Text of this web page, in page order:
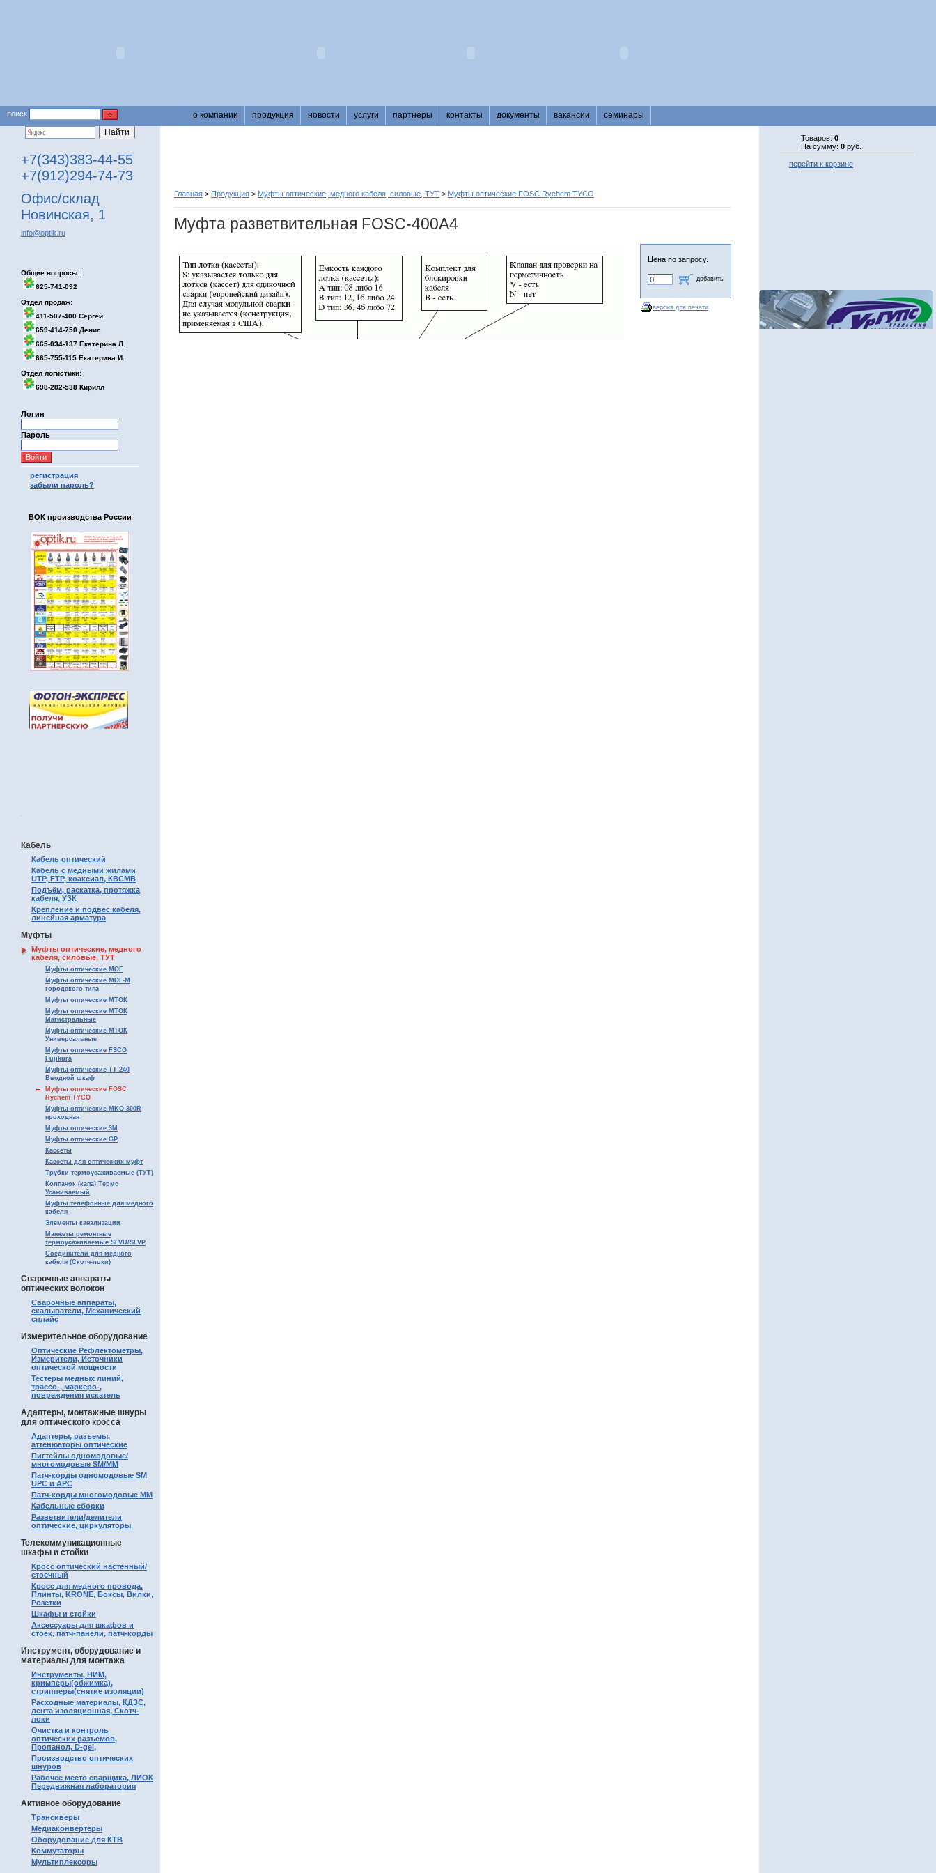
поиск о компании продукция новости услуги партнеры контакты документы вакансии семинары
+7(343)383-44-55
+7(912)294-74-73
Офис/склад
Новинская, 1
info@optik.ru
Общие вопросы:
625-741-092
Отдел продаж:
411-507-400 Сергей
659-414-750 Денис
665-034-137 Екатерина Л.
665-755-115 Екатерина И.
Отдел логистики:
698-282-538 Кирилл
Логин
Пароль
регистрация
забыли пароль?
ВОК производства России
.
Кабель
Кабель оптический
Кабель с медными жилами
UTP, FTP, коаксиал, КВСМВ
Подъём, раскатка, протяжка
кабеля, УЗК
Крепление и подвес кабеля,
линейная арматура
Муфты
Муфты оптические, медного
кабеля, силовые, ТУТ
Муфты оптические МОГ
Муфты оптические МОГ-М
городского типа
Муфты оптические МТОК
Муфты оптические МТОК
Магистральные
Муфты оптические МТОК
Универсальные
Муфты оптические FSCO
Fujikura
Муфты оптические ТТ-240
Вводной шкаф
Муфты оптические FOSC
Rychem TYCO
Муфты оптические MKO-300R
проходная
Муфты оптические 3М
Муфты оптические GP
Кассеты
Кассеты для оптических муфт
Трубки термоусаживаемые (ТУТ)
Колпачок (капа) Термо
Усаживаемый
Муфты телефонные для медного
кабеля
Элементы канализации
Манжеты ремонтные
термоусаживаемые SLVU/SLVP
Соединители для медного
кабеля (Скотч-локи)
Сварочные аппараты
оптических волокон
Сварочные аппараты,
скалыватели, Механический
сплайс
Измерительное оборудование
Оптические Рефлектометры,
Измерители, Источники
оптической мощности
Тестеры медных линий,
трассо-, маркеро-,
повреждения искатель
Адаптеры, монтажные шнуры
для оптического кросса
Адаптеры, разъемы,
аттенюаторы оптические
Пигтейлы одномодовые/
многомодовые SM/MM
Патч-корды одномодовые SM
UPC и APC
Патч-корды многомодовые MM
Кабельные сборки
Разветвители/делители
оптические, циркуляторы
Телекоммуникационные
шкафы и стойки
Кросс оптический настенный/
стоечный
Кросс для медного провода.
Плинты, KRONE, Боксы, Вилки,
Розетки
Шкафы и стойки
Аксессуары для шкафов и
стоек, патч-панели, патч-корды
Инструмент, оборудование и
материалы для монтажа
Инструменты, НИМ,
кримперы(обжимка),
стрипперы(снятие изоляции)
Расходные материалы, КДЗС,
лента изоляционная, Скотч-
локи
Очистка и контроль
оптических разъёмов,
Пропанол, D-gel,
Производство оптических
шнуров
Рабочее место сварщика, ЛИОК
Передвижная лаборатория
Активное оборудование
Трансиверы
Медиаконвертеры
Оборудование для КТВ
Коммутаторы
Мультиплексоры
Главная > Продукция > Муфты оптические, медного кабеля, силовые, ТУТ > Муфты оптические FOSC Rychem TYCO
Муфта разветвительная FOSC-400A4
Цена по запросу.
добавить
версия для печати
Товаров: 0
На сумму: 0 руб.
перейти к корзине